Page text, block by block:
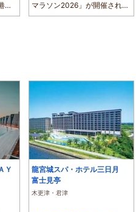
周
マラソン2026」が開催されま
す。潮浜公園...
Ｙ
龍宮城スパ・ホテル三日月
富士見亭
木更津・君津